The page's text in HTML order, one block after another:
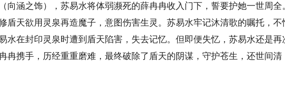
向涵之饰），苏易水将体弱濒死的薛冉冉收入门下，誓要护她一世周全
盾天欲用灵泉再造魔子，意图伤害生灵。苏易水牢记沐清歌的嘱托，不
水在封印灵泉时遭到盾天陷害，失去记忆。但即便失忆，苏易水还是再
冉携手，历经重重磨难，最终破除了盾天的阴谋，守护苍生，还世间清